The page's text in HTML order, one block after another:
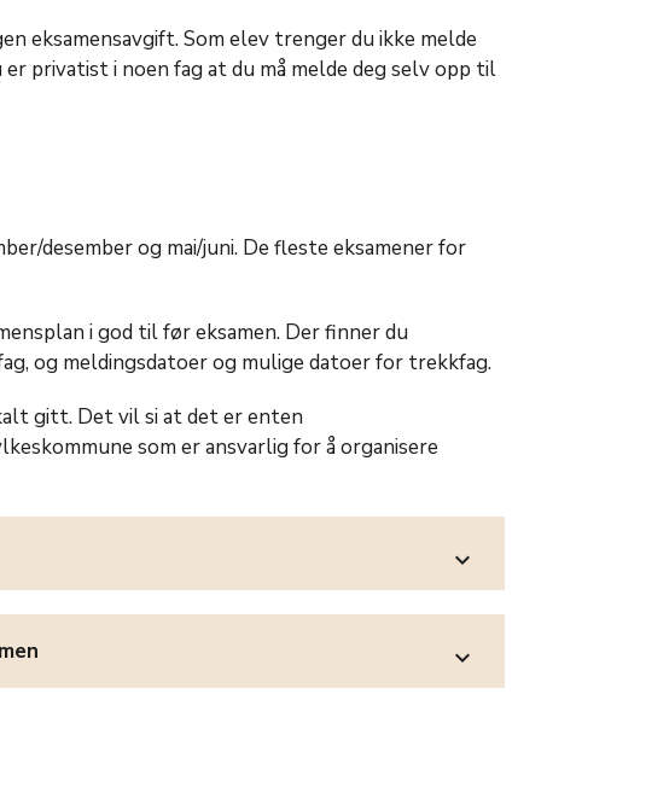
eksamensavgift. Som elev trenger du ikke melde
privatist i noen fag at du må melde deg selv opp til
desember og mai/juni. De fleste eksamener for
i god til før eksamen. Der finner du
og meldingsdatoer og mulige datoer for trekkfag.
gitt. Det vil si at det er enten
som er ansvarlig for å organisere
expand_more
expand_more